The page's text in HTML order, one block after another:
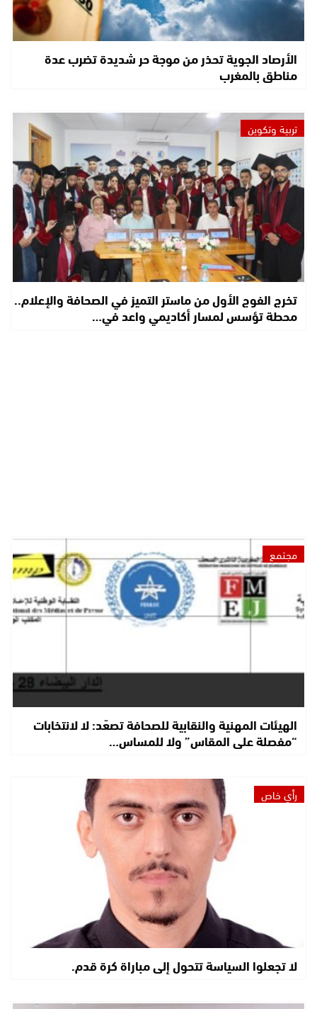
الأرصاد الجوية تحذر من موجة حر شديدة تضرب عدة
مناطق بالمغرب
تربية وتكوين
تخرج الفوج الأول من ماستر التميز في الصحافة والإعلام..
محطة تؤسس لمسار أكاديمي واعد في…
مجتمع
الهيئات المهنية والنقابية للصحافة تصعّد: لا لانتخابات
“مفصلة على المقاس” ولا للمساس…
رأي خاص
لا تجعلوا السياسة تتحول إلى مباراة كرة قدم.